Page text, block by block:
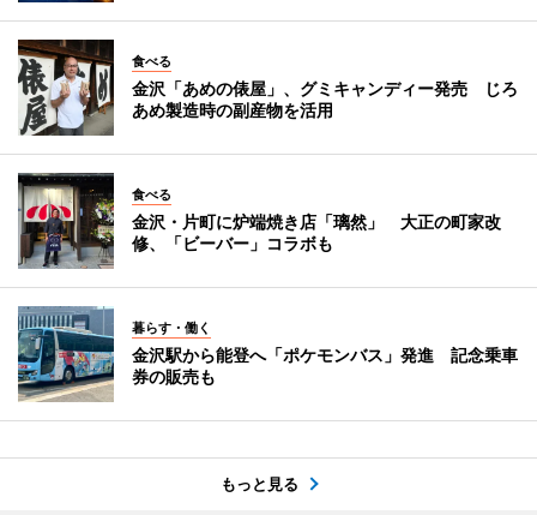
食べる
金沢「あめの俵屋」、グミキャンディー発売 じろ
あめ製造時の副産物を活用
食べる
金沢・片町に炉端焼き店「璃然」 大正の町家改
修、「ビーバー」コラボも
暮らす・働く
金沢駅から能登へ「ポケモンバス」発進 記念乗車
券の販売も
もっと見る